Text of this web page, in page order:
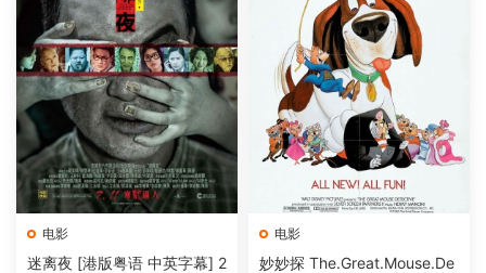
电影
迷离夜 [港版粤语 中英字幕] 2
电影
妙妙探 The.Great.Mouse.De